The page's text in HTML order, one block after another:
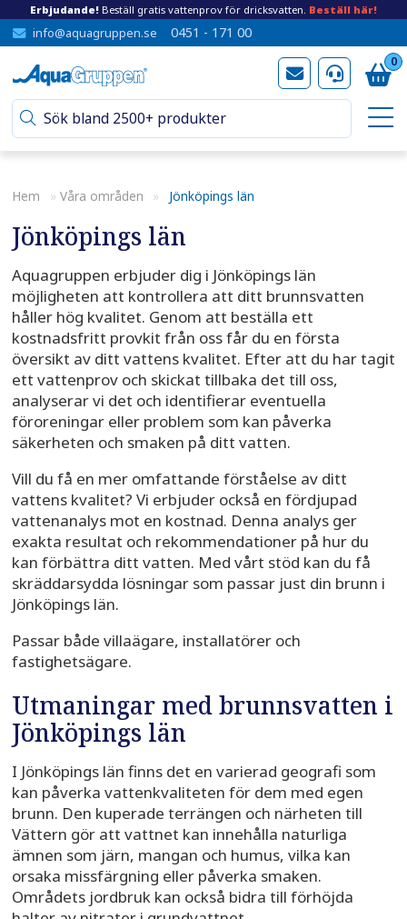
Erbjudande! Beställ gratis vattenprov för dricksvatten. Beställ här!
info@aquagruppen.se 0451 - 171 00
0
Hem » Våra områden » Jönköpings län
Jönköpings län
Aquagruppen erbjuder dig i Jönköpings län
möjligheten att kontrollera att ditt brunnsvatten
håller hög kvalitet. Genom att beställa ett
kostnadsfritt provkit från oss får du en första
översikt av ditt vattens kvalitet. Efter att du har tagit
ett vattenprov och skickat tillbaka det till oss,
analyserar vi det och identifierar eventuella
föroreningar eller problem som kan påverka
säkerheten och smaken på ditt vatten.
Vill du få en mer omfattande förståelse av ditt
vattens kvalitet? Vi erbjuder också en fördjupad
vattenanalys mot en kostnad. Denna analys ger
exakta resultat och rekommendationer på hur du
kan förbättra ditt vatten. Med vårt stöd kan du få
skräddarsydda lösningar som passar just din brunn i
Jönköpings län.
Passar både villaägare, installatörer och
fastighetsägare.
Utmaningar med brunnsvatten i
Jönköpings län
I Jönköpings län finns det en varierad geografi som
kan påverka vattenkvaliteten för dem med egen
brunn. Den kuperade terrängen och närheten till
Vättern gör att vattnet kan innehålla naturliga
ämnen som järn, mangan och humus, vilka kan
orsaka missfärgning eller påverka smaken.
Områdets jordbruk kan också bidra till förhöjda